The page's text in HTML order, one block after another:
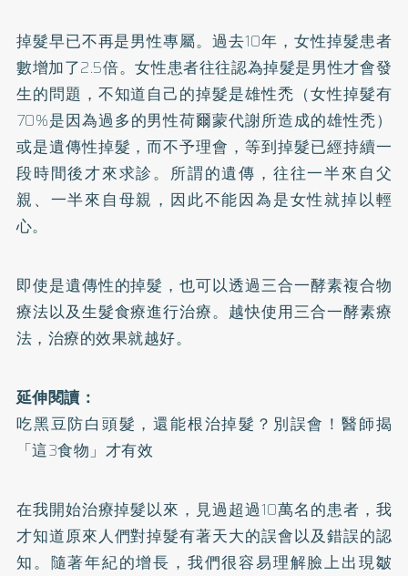
掉髮早已不再是男性專屬。過去10年，女性掉髮患者
數增加了2.5倍。女性患者往往認為掉髮是男性才會發
生的問題，不知道自己的掉髮是雄性禿（女性掉髮有
70%是因為過多的男性荷爾蒙代謝所造成的雄性禿）
或是遺傳性掉髮，而不予理會，等到掉髮已經持續一
段時間後才來求診。所謂的遺傳，往往一半來自父
親、一半來自母親，因此不能因為是女性就掉以輕
心。
即使是遺傳性的掉髮，也可以透過三合一酵素複合物
療法以及生髮食療進行治療。越快使用三合一酵素療
法，治療的效果就越好。
延伸閱讀：
吃黑豆防白頭髮，還能根治掉髮？別誤會！醫師揭
「這3食物」才有效
在我開始治療掉髮以來，見過超過10萬名的患者，我
才知道原來人們對掉髮有著天大的誤會以及錯誤的認
知。隨著年紀的增長，我們很容易理解臉上出現皺